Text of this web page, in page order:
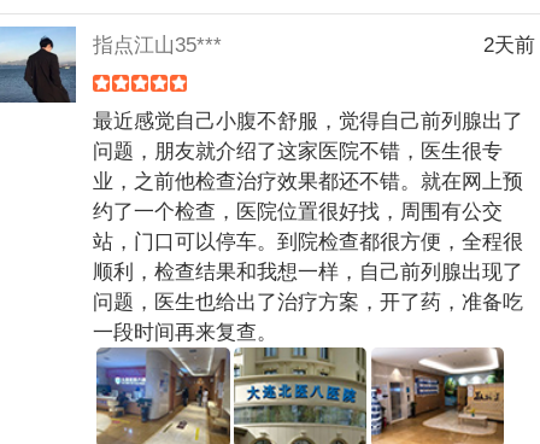
指点江山35*** 2天前
最近感觉自己小腹不舒服，觉得自己前列腺出了
问题，朋友就介绍了这家医院不错，医生很专
业，之前他检查治疗效果都还不错。就在网上预
约了一个检查，医院位置很好找，周围有公交
站，门口可以停车。到院检查都很方便，全程很
顺利，检查结果和我想一样，自己前列腺出现了
问题，医生也给出了治疗方案，开了药，准备吃
一段时间再来复查。